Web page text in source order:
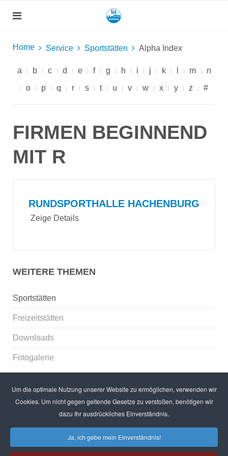
Um die optimale Nutzung unserer Website zu ermöglichen, verwenden wir
Cookies. Um nicht gegen geltende Gesetze zu verstoßen, benötigen wir
dazu Ihr ausdrückliches Einverständnis.
Ja, ich gebe mein Einverständnis!
Home Service Sportstätten Alpha Index
a b c d e f g h i j k m
n
o
p q r s t u v w x y z #
FIRMEN BEGINNEND
MIT R
RUNDSPORTHALLE HACHENBURG
Zeige Details
WEITERE THEMEN
Sportstätten
Freizeitstätten
Downloads
Fotogalerie
Copyright © 2016 TuS Hachenburg